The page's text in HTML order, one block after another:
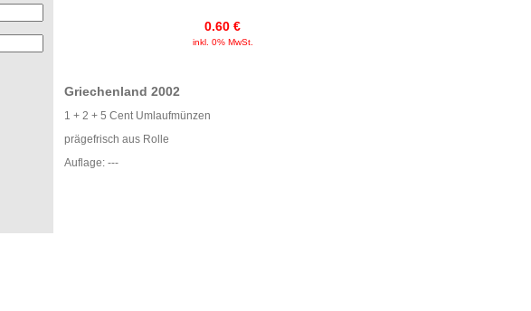
0.60 €
inkl. 0% MwSt.
Griechenland 2002
1 + 2 + 5 Cent Umlaufmünzen
prägefrisch aus Rolle
Auflage: ---